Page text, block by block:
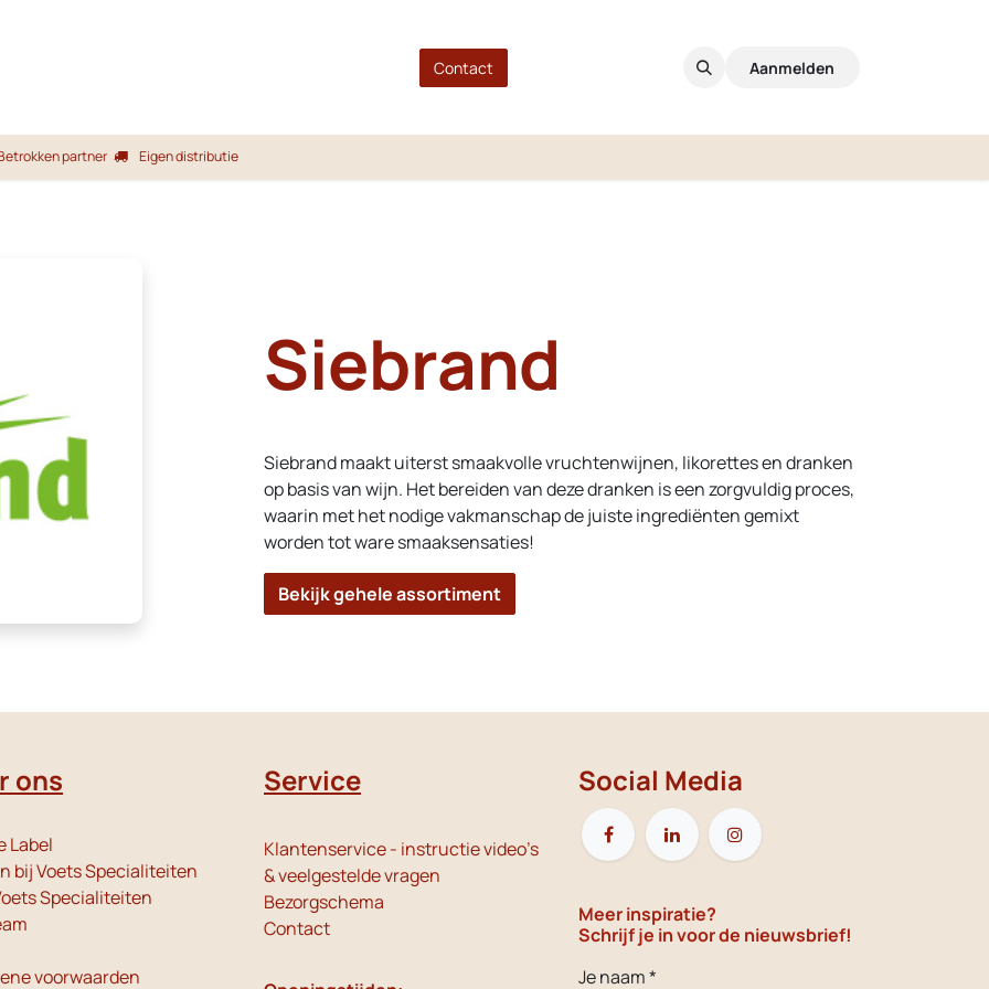
Contact Aanmelden
partner Eigen distributie
Siebrand
Siebrand maakt uiterst smaakvolle vruchtenwijnen, likorettes en dranken
op basis van wijn. Het bereiden van deze dranken is een zorgvuldig proces,
waarin met het nodige vakmanschap de juiste ingrediënten gemixt
worden tot ware smaaksensaties!
Bekijk gehele assortiment
ons
Label
bij Voets Specialiteiten
Specialiteiten
voorwaarden
Service
Klantenservice - instructie video's
& veelgestelde vragen
Bezorgschema
Contact
Social Media
Meer inspiratie?
Schrijf je in voor de nieuwsbrief!
Je naam *